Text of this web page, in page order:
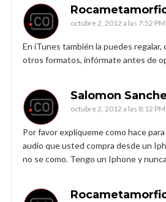
octubre 2, 2012 a las 7:52 PM
En iTunes también la puedes regalar,
otros formatos, infórmate antes de
Salomon
octubre 2, 2012 a las 8:12 PM
Por favor explíqueme como hace
audio que usted compra desde un
no se como. Tengo un Iphone y